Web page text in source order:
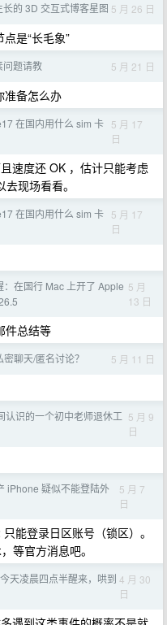
的 3D 交互式博客星图 5 月 26 日
是“长毛象”
问题请教 5 月 21 日
准备怎么办
在国内用什么 sim 卡 5 月 17
日
速度还 OK ，估计只能考虑
现场看看。
在国内用什么 sim 卡 5 月 17
日
：在国行 Mac 上开了 Apple 5 月
13 日
件总结等
聊天/匿名讨论？ 5 月 11 日
认识的一个初中老师退休工 5 月 9
日
iPhone 疑似不能登陆外
5 月 7
日
能登录日区账号（锁区）。
等官方消息吧。
天凌晨四点半醒来，哄到 4 月 30
日